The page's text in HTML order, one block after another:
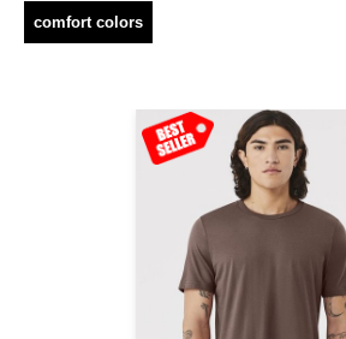
comfort colors